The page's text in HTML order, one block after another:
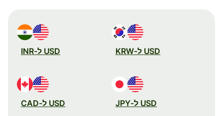
USD ל-KRW USD ל-INR
USD ל-JPY USD ל-CAD